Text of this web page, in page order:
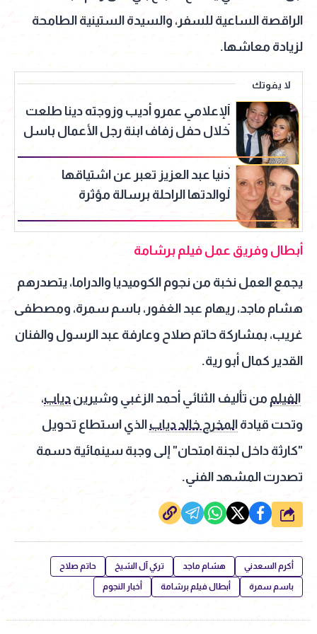
الراقصة الساعية للسفر، والسيدة الستينية الطامحة
لزيادة معاشها.
لا يفوتك
الإعلامي عمرو أديب وزوجته دينا طلعت
خلال حفل زفاف ابنة رجل الأعمال باسل
سماقية
دنيا عبد العزيز تعبر عن اشتياقها
لوالدتها الراحلة برسالة مؤثرة
أبطال وفريق عمل فيلم برشامة
يجمع العمل نخبة من نجوم الكوميديا والدراما، يتصدرهم
هشام ماجد، ريهام عبد الغفور، باسم سمرة، ومصطفى
غريب، بمشاركة حاتم صلاح وعارفة عبد الرسول والفنان
القدير كمال أبو رية.
الفيلم من تأليف الثنائي أحمد الزغبي وشيرين دياب،
وتحت قيادة المخرج خالد دياب الذي استطاع تحويل
"كارثة داخل لجنة امتحان" إلى وجبة سينمائية دسمة
تصدرت المشهد الفني.
شارك
أكرم السعدني هشام ماجد تركي آل الشيخ حاتم صلاح
باسم سمرة أبطال فيلم برشامة أخبار النجوم